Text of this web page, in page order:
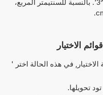
الحرف '^' بالنسبة لـ '^2' و'^3'. بالنسبة للسنتيمتر المربع،
الاختيار
الاختيار, في هذه الحالة اختر '
تحويلها.